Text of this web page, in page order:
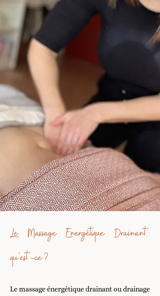
Le Massage Energétique Drainant:
qu'est-ce ?
Le massage énergétique drainant ou drainage